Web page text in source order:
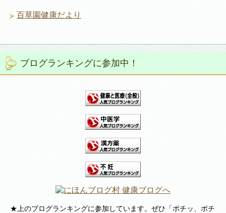
百草園健康だより
ブログランキングに参加中！
★上のブログランキングに参加しています。ぜひ「ポチッ、ポチ